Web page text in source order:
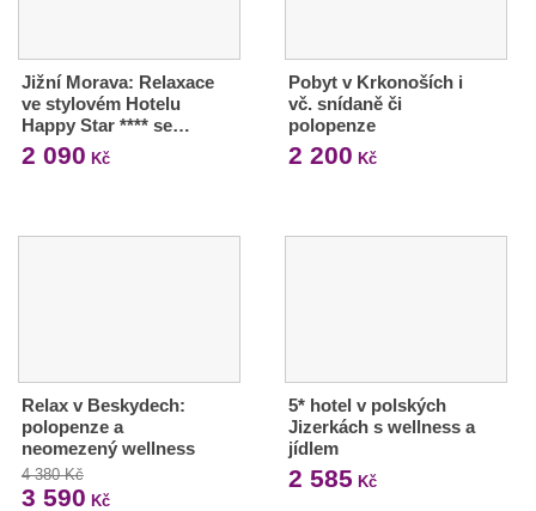
Jižní Morava: Relaxace
ve stylovém Hotelu
Happy Star **** se…
2 090 Kč
Pobyt v Krkonoších i
vč. snídaně či
polopenze
2 200 Kč
Relax v Beskydech:
polopenze a
neomezený wellness
4 380 Kč
3 590 Kč
5* hotel v polských
Jizerkách s wellness a
jídlem
2 585 Kč